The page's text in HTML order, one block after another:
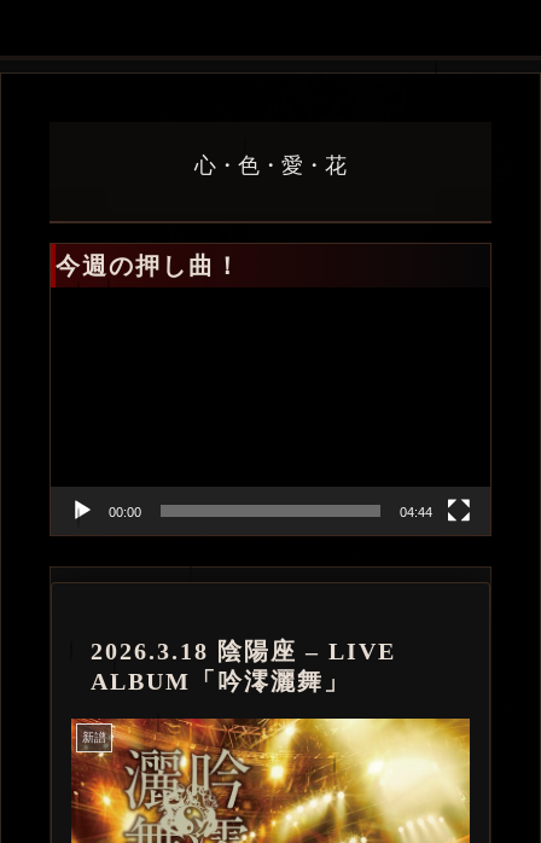
心・色・愛・花
今週の押し曲！
00:00 04:44
2026.3.18 陰陽座 – LIVE
ALBUM「吟澪灑舞」
新譜